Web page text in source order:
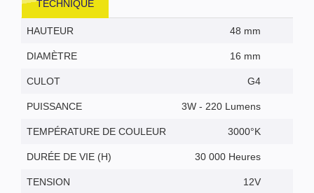
TECHNIQUE
HAUTEUR 48 mm
DIAMÈTRE 16 mm
CULOT G4
PUISSANCE 3W - 220 Lumens
TEMPÉRATURE DE COULEUR 3000°K
DURÉE DE VIE (H) 30 000 Heures
TENSION 12V